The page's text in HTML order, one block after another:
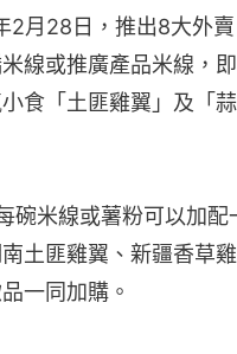
月28日，推出8大外
線或推廣產品米線，
食「土匪雞翼」及「
碗米線或薯粉可以加
土匪雞翼、新疆香草
一同加購。